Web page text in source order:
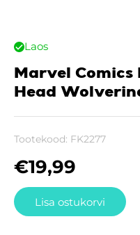
Laos
Marvel
Head
Tootekood: FK2277
€19,99
Lisa ostukorvi